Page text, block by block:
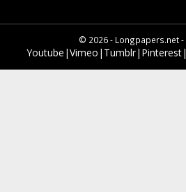
© 2026 - Longpapers.net -
Youtube |Vimeo | Tumblr| Pinterest|